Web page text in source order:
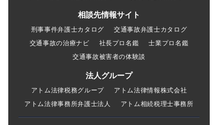
相談先情報サイト
刑事事件弁護士カタログ
交通事故弁護士カタログ
交通事故の治療ナビ
社長プロ名鑑
士業プロ名鑑
交通事故被害者の体験談
法人グループ
アトム法律税務グループ
アトム法律情報株式会社
アトム法律事務所弁護士法人
アトム相続税理士事務所